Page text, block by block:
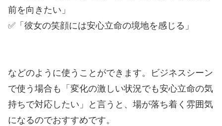
前を向きたい」
✅「彼女の笑顔には安心立命の境地を感じる」
などのように使うことができます。ビジネスシーン
で使う場合も「変化の激しい状況でも安心立命の気
持ちで対応したい」と言うと、場が落ち着く雰囲気
になるのでおすすめです。